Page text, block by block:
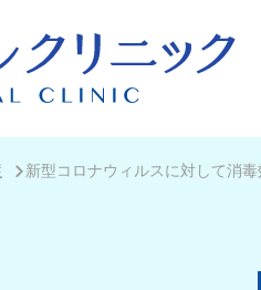
新型コロナウィルスに対して消